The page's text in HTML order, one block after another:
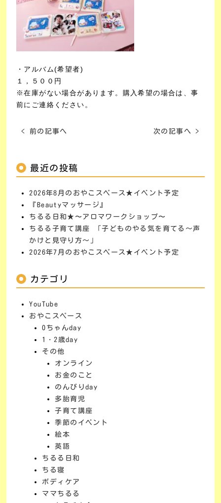
・アルバム(希望者)
１，５００円
※在庫がない場合があります。購入希望の場合は、事
前にご連絡ください。
< 前の記事へ 次の記事へ >
最近の投稿
2026年8月のおやこスペース★イベント予定
『Beautyマッサージ』
ちるる日和★〜アロマワークショップ〜
ちるる子育て講座 「子どものやる気を育てる～声
かけと見守り方～」
2026年7月のおやこスペース★イベント予定
カテゴリ
YouTube
おやこスペース
0ちゃんday
1・2歳day
その他
オンライン
お金のこと
のんびりday
多胎育児
子育て講座
季節のイベント
絵本
英語
ちるる日和
ちる寝
ボディケア
ママちるる